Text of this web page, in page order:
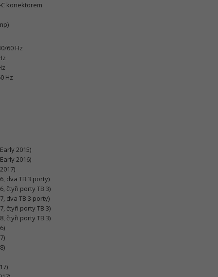
konektorem
60 Hz
Hz
2015)
2016)
dva TB 3 porty)
čtyři porty TB 3)
dva TB 3 porty)
čtyři porty TB 3)
čtyři porty TB 3)